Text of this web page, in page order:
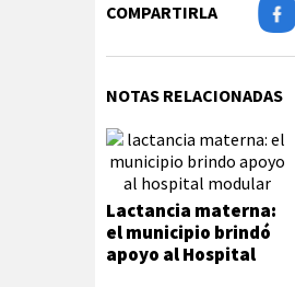
COMPARTIRLA
NOTAS RELACIONADAS
Lactancia materna:
el municipio brindó
apoyo al Hospital